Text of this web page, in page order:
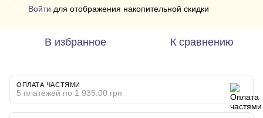
Войти для отображения накопительной скидки
В избранное К сравнению
ОПЛАТА ЧАСТЯМИ
5 платежей по 1 935.00 грн